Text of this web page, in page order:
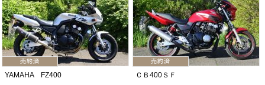
YAMAHA FZ400 ＣＢ400ＳＦ